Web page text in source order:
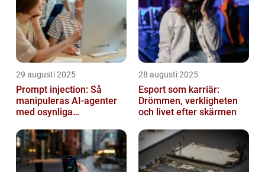
29 augusti 2025
Prompt injection: Så
manipuleras AI-agenter
med osynliga
28 augusti 2025
Esport som karriär:
Drömmen, verkligheten
och livet efter skärmen